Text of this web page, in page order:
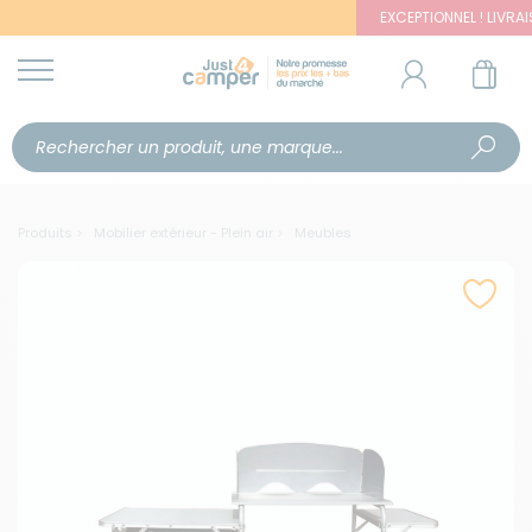
EXCEPTIONNEL ! LIVRAISON
Produits Mobilier extérieur - Plein air Meubles